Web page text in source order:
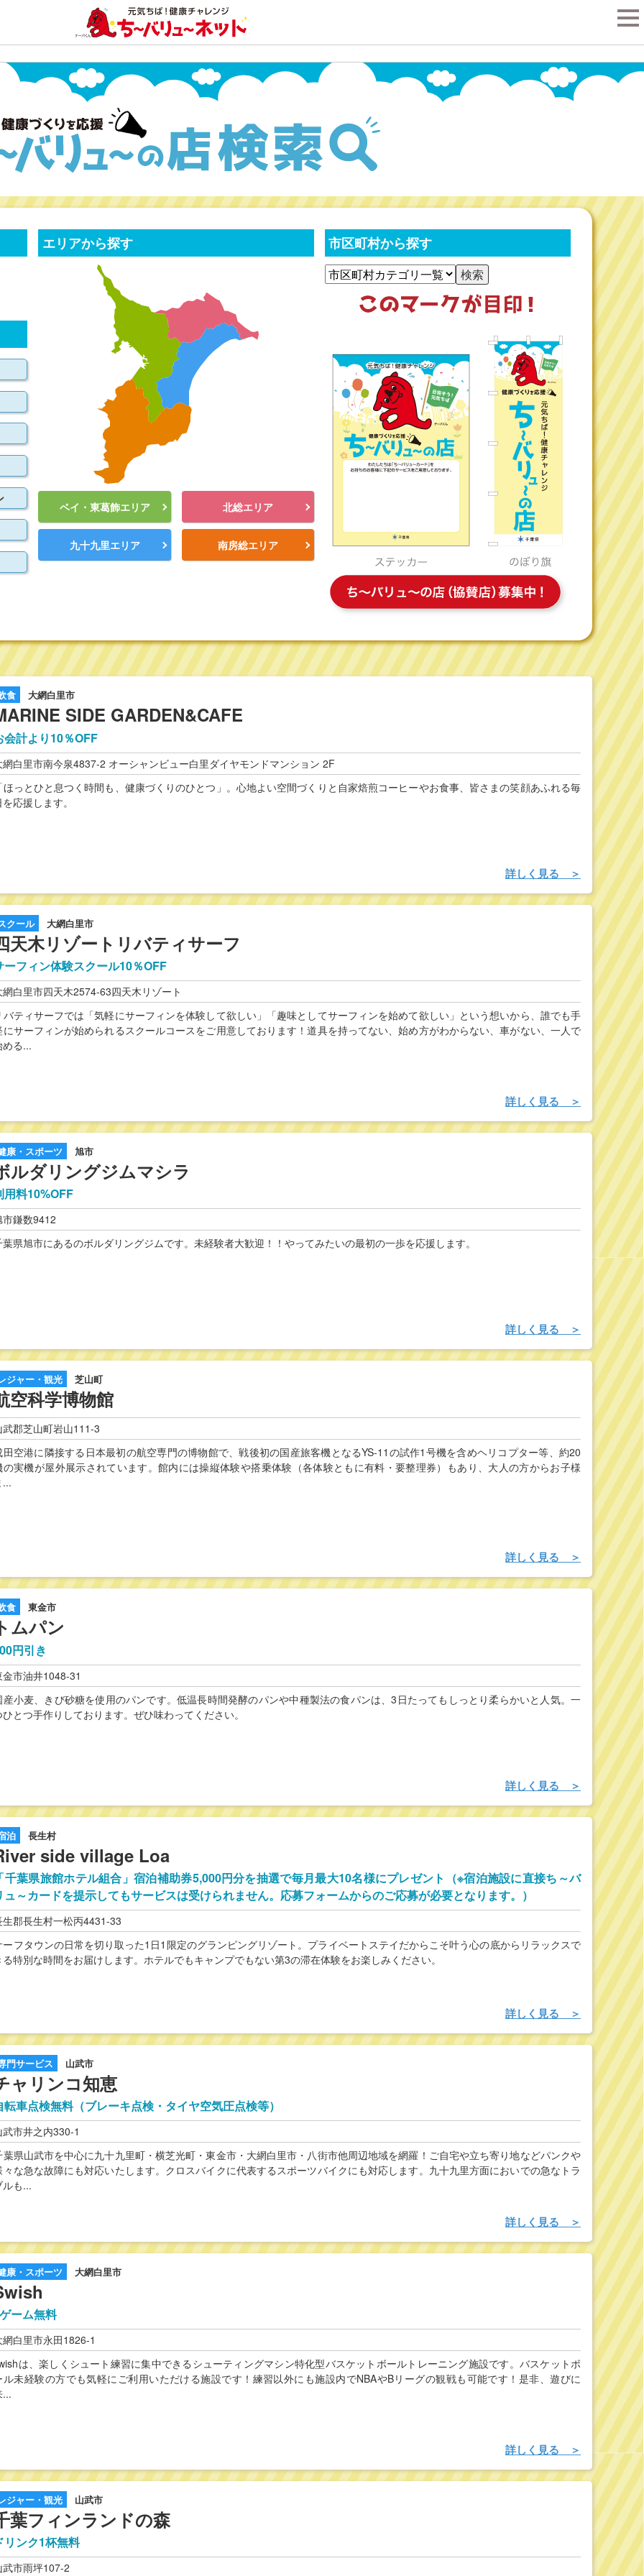
エリアから探す
ベイ・東葛飾エリア 北総エリア
九十九里エリア 南房総エリア
市区町村から探す
食 大網白里市
SIDE GARDEN&CAFE
会計より10％OFF
網白里市南今泉4837-2 オーシャンビュー白里ダイヤモンドマンション 2F
ほっとひと息つく時間も、健康づくりのひとつ」。心地よい空間づくりと自家焙煎コーヒーやお食事、皆さまの笑顔あふれる毎
応援します。
詳しく見る ＞
クール 大網白里市
天木リゾートリバティサーフ
ーフィン体験スクール10％OFF
網白里市四天木2574-63四天木リゾート
バティサーフでは「気軽にサーフィンを体験して欲しい」「趣味としてサーフィンを始めて欲しい」という想いから、誰でも手
にサーフィンが始められるスクールコースをご用意しております！道具を持ってない、始め方がわからない、車がない、一人で
める...
詳しく見る ＞
康・スポーツ 旭市
ルダリングジムマシラ
用料10%OFF
市鎌数9412
葉県旭市にあるのボルダリングジムです。未経験者大歓迎！！やってみたいの最初の一歩を応援します。
詳しく見る ＞
ジャー・観光 芝山町
空科学博物館
武郡芝山町岩山111-3
田空港に隣接する日本最初の航空専門の博物館で、戦後初の国産旅客機となるYS-11の試作1号機を含めヘリコプター等、約20
の実機が屋外展示されています。館内には操縦体験や搭乗体験（各体験ともに有料・要整理券）もあり、大人の方からお子様
...
詳しく見る ＞
食 東金市
ムパン
円引き
金市油井1048-31
産小麦、きび砂糖を使用のパンです。低温長時間発酵のパンや中種製法の食パンは、3日たってもしっとり柔らかいと人気。一
ひとつ手作りしております。ぜひ味わってください。
詳しく見る ＞
泊 長生村
side village Loa
千葉県旅館ホテル組合」宿泊補助券5,000円分を抽選で毎月最大10名様にプレゼント（※宿泊施設に直接ち～バ
ュ～カードを提示してもサービスは受けられません。応募フォームからのご応募が必要となります。）
生郡長生村一松丙4431-33
ーフタウンの日常を切り取った1日1限定のグランピングリゾート。プライベートステイだからこそ叶う心の底からリラックスで
る特別な時間をお届けします。ホテルでもキャンプでもない第3の滞在体験をお楽しみください。
詳しく見る ＞
門サービス 山武市
ャリンコ知恵
転車点検無料（ブレーキ点検・タイヤ空気圧点検等）
武市井之内330-1
葉県山武市を中心に九十九里町・横芝光町・東金市・大網白里市・八街市他周辺地域を網羅！ご自宅や立ち寄り地などパンクや
々な急な故障にも対応いたします。クロスバイクに代表するスポーツバイクにも対応します。九十九里方面においでの急なトラ
ルも...
詳しく見る ＞
康・スポーツ 大網白里市
ーム無料
網白里市永田1826-1
は、楽しくシュート練習に集中できるシューティングマシン特化型バスケットボールトレーニング施設です。バスケットボ
ル未経験の方でも気軽にご利用いただける施設です！練習以外にも施設内でNBAやBリーグの観戦も可能です！是非、遊びに
...
詳しく見る ＞
ジャー・観光 山武市
葉フィンランドの森
リンク1杯無料
武市雨坪107-2